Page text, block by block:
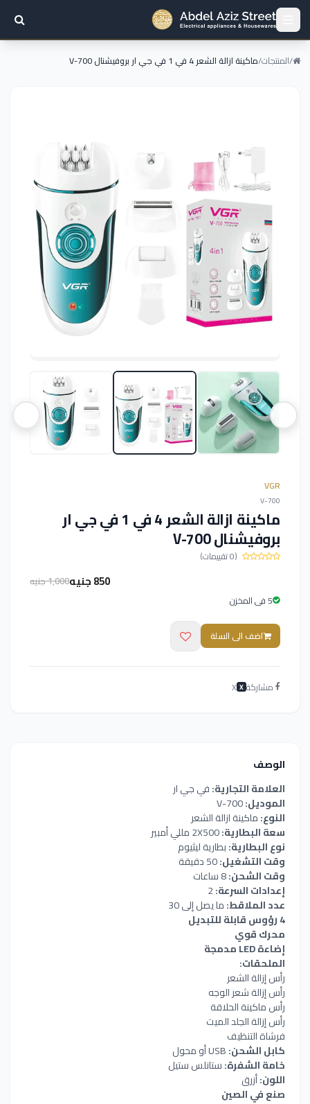
/المنتجات/ماكينة ازالة الشعر 4 في 1 في جي ار بروفيشنال V-700
VGR
V-700
ماكينة ازالة الشعر 4 في 1 في جي ار
بروفيشنال V-700
(0 تقييمات)
850 جنيه
1,000 جنيه
5 فى المخزن
اضف الى السلة
مشاركة X
X
الوصف
العلامة التجارية:في جي ار
الموديل:
النوع:ماكينة ازالة الشعر
سعة البطارية:
نوع البطارية:بطارية ليثيوم
وقت التشغيل:
وقت الشحن:
إعدادات السرعة:
عدد الملاقط:ما يصل إلى 30
4 رؤوس قابلة للتبديل
محرك قوي
إضاءة LED مدمجة
الملحقات:
رأس إزالة الشعر
رأس إزالة شعر الوجه
رأس ماكينة الحلاقة
رأس إزالة الجلد الميت
فرشاة التنظيف
كابل الشحن:USB أو محول
خامة الشفرة:ستانلس ستيل
اللون:أزرق
صنع في الصين